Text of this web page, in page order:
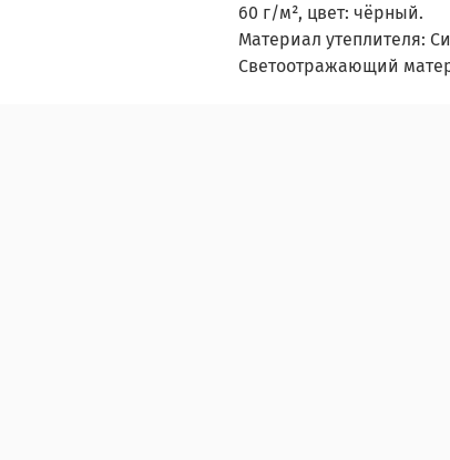
60 г/м², цвет: чёрный.
Материал утеплителя:
Светоотражающий